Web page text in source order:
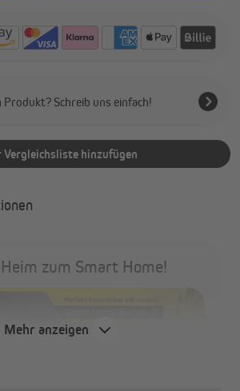
Produkt? Schreib uns einfach!
Vergleichsliste hinzufügen
zum Smart Home!
Mehr anzeigen